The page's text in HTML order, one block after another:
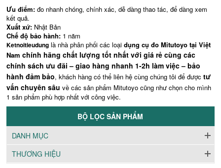
Ưu điểm: đo nhanh chóng, chính xác, dễ dàng thao tác, để dàng xem
kết quả.
Xuất xứ: Nhật Bản
Chế độ bảo hành: 1 năm
Ketnoitieudung là nhà phân phối các loạidụng cụ đo Mitutoyo tại Việt
Nam chính hãng chất lượng tốt nhất với giá rẻ cùng các
chính sách ưu đãi – giao hàng nhanh 1-2h làm việc – bảo
hành đảm bảo, khách hàng có thể liên hệ cùng chúng tôi để đượctư
vấn chuyên sâu về các sản phẩm Mitutoyo cũng như chọn cho mình
1 sản phẩm phù hợp nhất với công việc.
BỘ LỌC SẢN PHẨM
DANH MỤC
THƯƠNG HIỆU